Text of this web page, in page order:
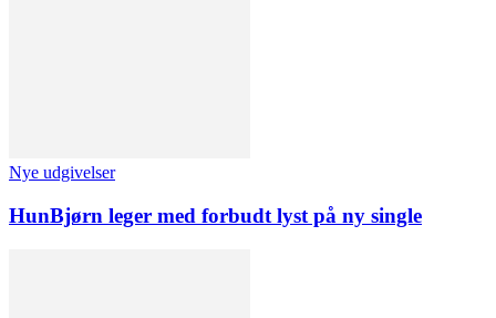
Nye udgivelser
HunBjørn leger med forbudt lyst på ny single